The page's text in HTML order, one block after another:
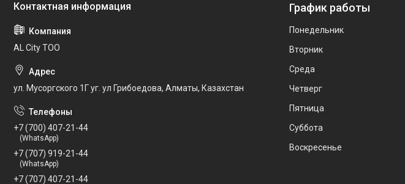
AL City ТОО
ул. Мусоргского 1Г уг. ул Грибоедова, Алматы, Казахстан
+7 (700) 407-21-44
(WhatsApp)
+7 (707) 919-21-44
(WhatsApp)
+7 (707) 407-21-44
График работы
Понедельник
Вторник
Среда
Четверг
Пятница
Суббота
Воскресенье